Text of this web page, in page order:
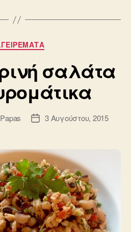
Κατηγορίες
σαλάτα
Ημ.3 Αυγούστου, 2015